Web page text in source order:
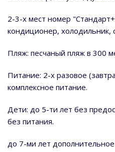
2-3-х мест номер
кондиционер, холодильник,
Пляж: песчаный пляж в 300
Питание: 2-х разовое
комплексное питание.
Дети: до 5-ти лет без
без питания.
до 7-ми лет